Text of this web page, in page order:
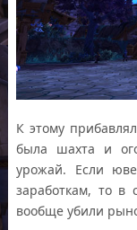
К этому
была шахта и
урожай. Если
заработкам, то в
вообще убили